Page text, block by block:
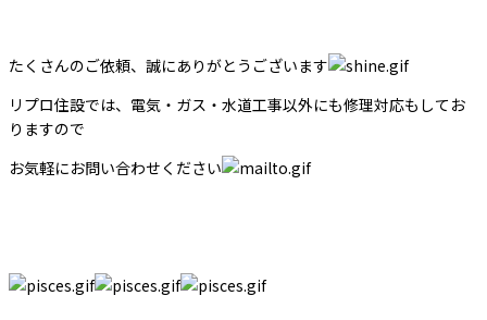
たくさんのご依頼、誠にありがとうございます
リプロ住設では、電気・ガス・水道工事以外にも修理対応もしてお
りますので
お気軽にお問い合わせください